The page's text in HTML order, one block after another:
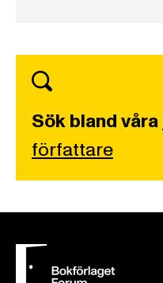
Sök bland våra
författare